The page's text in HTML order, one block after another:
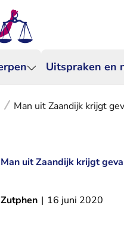
Uitspraken en
Man uit Zaandijk krijgt
Man uit Zaandijk krijgt
Zutphen | 16 juni 2020